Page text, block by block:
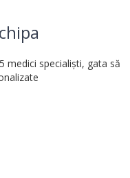
medici specialiști, gata să